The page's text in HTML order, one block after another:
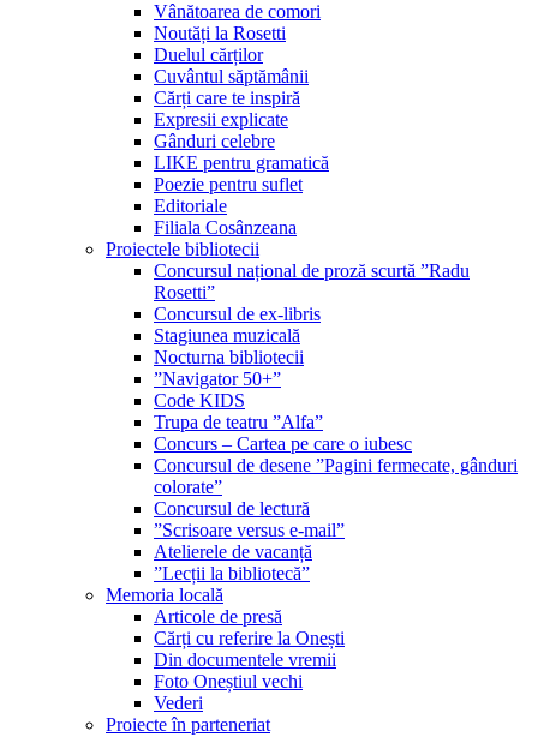
Vânătoarea de comori
Noutăți la Rosetti
Duelul cărților
Cuvântul săptămânii
Cărți care te inspiră
Expresii explicate
Gânduri celebre
LIKE pentru gramatică
Poezie pentru suflet
Editoriale
Filiala Cosânzeana
Proiectele bibliotecii
Concursul național de proză scurtă ”Radu
Rosetti”
Concursul de ex-libris
Stagiunea muzicală
Nocturna bibliotecii
”Navigator 50+”
Code KIDS
Trupa de teatru ”Alfa”
Concurs – Cartea pe care o iubesc
Concursul de desene ”Pagini fermecate, gânduri
colorate”
Concursul de lectură
”Scrisoare versus e-mail”
Atelierele de vacanță
”Lecții la bibliotecă”
Memoria locală
Articole de presă
Cărți cu referire la Onești
Din documentele vremii
Foto Oneștiul vechi
Vederi
Proiecte în parteneriat